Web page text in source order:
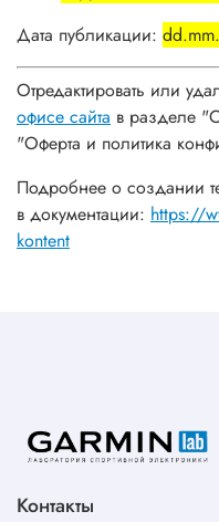
Дата публикации:
Отредактировать или
офисе сайта в разделе
"Оферта и политика
Подробнее о создании
в документации: https://
kontent
Контакты